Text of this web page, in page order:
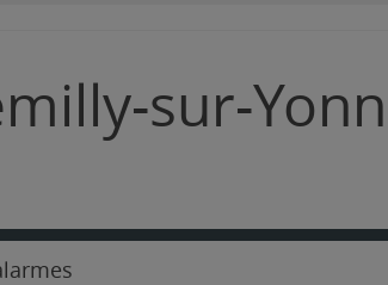
sur-